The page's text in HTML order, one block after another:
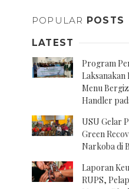
POPULAR POSTS
LATEST
Program
Laksanakan
Menu
Handler
USU Gelar
Green
Narkoba di
Laporan
RUPS,